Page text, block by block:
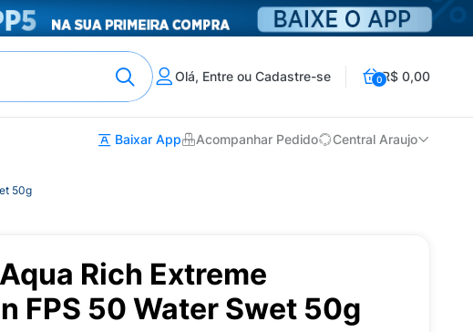
Olá, Entre ou Cadastre-se 0R$ 0,00
Baixar App Acompanhar Pedido Central Araujo
50g
Rich Extreme
FPS 50 Water Swet 50g